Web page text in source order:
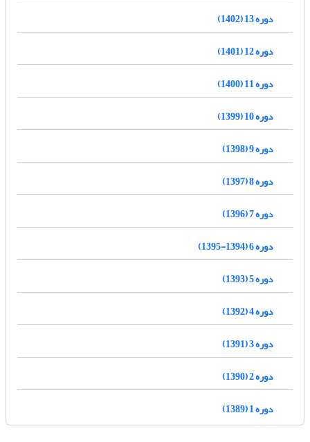
دوره 13 (1402)
دوره 12 (1401)
دوره 11 (1400)
دوره 10 (1399)
دوره 9 (1398)
دوره 8 (1397)
دوره 7 (1396)
دوره 6 (1394-1395)
دوره 5 (1393)
دوره 4 (1392)
دوره 3 (1391)
دوره 2 (1390)
دوره 1 (1389)